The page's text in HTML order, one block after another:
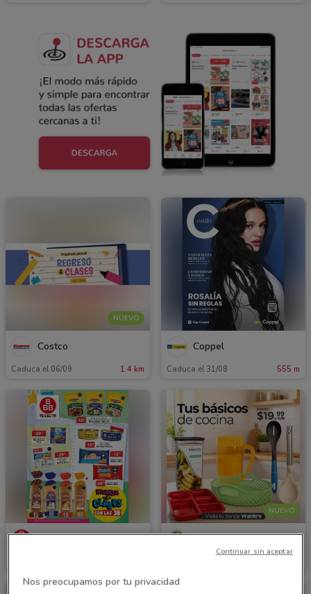
NUEVO
Costco
Caduca el 06/09 1.4 km
Coppel
Caduca el 31/08 555 m
Tiendas 3B
NUEVO
Waldos
Nos preocupamos por tu privacidad
Continuar sin aceptar